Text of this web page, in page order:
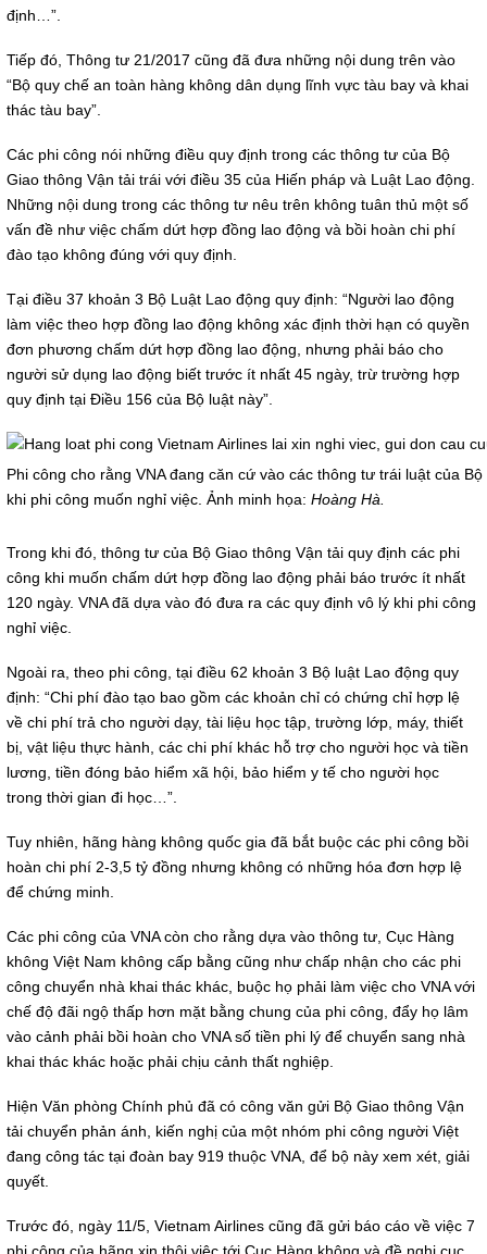
định…”.
Tiếp đó, Thông tư 21/2017 cũng đã đưa những nội dung trên vào
“Bộ quy chế an toàn hàng không dân dụng lĩnh vực tàu bay và khai
thác tàu bay”.
Các phi công nói những điều quy định trong các thông tư của Bộ
Giao thông Vận tải trái với điều 35 của Hiến pháp và Luật Lao động.
Những nội dung trong các thông tư nêu trên không tuân thủ một số
vấn đề như việc chấm dứt hợp đồng lao động và bồi hoàn chi phí
đào tạo không đúng với quy định.
Tại điều 37 khoản 3 Bộ Luật Lao động quy định: “Người lao động
làm việc theo hợp đồng lao động không xác định thời hạn có quyền
đơn phương chấm dứt hợp đồng lao động, nhưng phải báo cho
người sử dụng lao động biết trước ít nhất 45 ngày, trừ trường hợp
quy định tại Điều 156 của Bộ luật này”.
Phi công cho rằng VNA đang căn cứ vào các thông tư trái luật của
khi phi công muốn nghỉ việc. Ảnh minh họa: Hoàng Hà.
Trong khi đó, thông tư của Bộ Giao thông Vận tải quy định các phi
công khi muốn chấm dứt hợp đồng lao động phải báo trước ít nhất
120 ngày. VNA đã dựa vào đó đưa ra các quy định vô lý khi phi công
nghỉ việc.
Ngoài ra, theo phi công, tại điều 62 khoản 3 Bộ luật Lao động quy
định: “Chi phí đào tạo bao gồm các khoản chỉ có chứng chỉ hợp lệ
về chi phí trả cho người dạy, tài liệu học tập, trường lớp, máy, thiết
bị, vật liệu thực hành, các chi phí khác hỗ trợ cho người học và tiền
lương, tiền đóng bảo hiểm xã hội, bảo hiểm y tế cho người học
trong thời gian đi học…”.
Tuy nhiên, hãng hàng không quốc gia đã bắt buộc các phi công bồi
hoàn chi phí 2-3,5 tỷ đồng nhưng không có những hóa đơn hợp lệ
để chứng minh.
Các phi công của VNA còn cho rằng dựa vào thông tư, Cục Hàng
không Việt Nam không cấp bằng cũng như chấp nhận cho các phi
công chuyển nhà khai thác khác, buộc họ phải làm việc cho VNA với
chế độ đãi ngộ thấp hơn mặt bằng chung của phi công, đẩy họ lâm
vào cảnh phải bồi hoàn cho VNA số tiền phi lý để chuyển sang nhà
khai thác khác hoặc phải chịu cảnh thất nghiệp.
Hiện Văn phòng Chính phủ đã có công văn gửi Bộ Giao thông Vận
tải chuyển phản ánh, kiến nghị của một nhóm phi công người Việt
đang công tác tại đoàn bay 919 thuộc VNA, để bộ này xem xét, giải
quyết.
Trước đó, ngày 11/5, Vietnam Airlines cũng đã gửi báo cáo về việc 7
phi công của hãng xin thôi việc tới Cục Hàng không và đề nghị cục